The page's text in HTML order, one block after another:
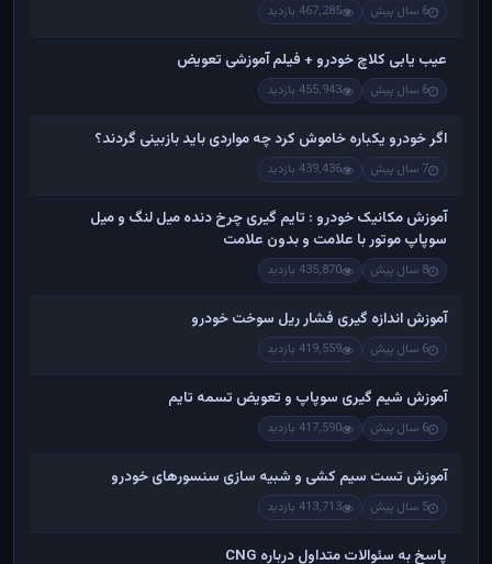
6 سال پیش 467,285 بازدید
عیب یابی کلاچ خودرو + فیلم آموزشی تعویض
6 سال پیش 455,943 بازدید
اگر خودرو یکباره خاموش کرد چه مواردی باید بازبینی گردند؟
7 سال پیش 439,436 بازدید
آموزش مکانیک خودرو : تایم گیری چرخ دنده میل لنگ و میل
سوپاپ موتور با علامت و بدون علامت
8 سال پیش 435,870 بازدید
آموزش اندازه گیری فشار ریل سوخت خودرو
6 سال پیش 419,559 بازدید
آموزش شیم گیری سوپاپ و تعویض تسمه تایم
6 سال پیش 417,590 بازدید
آموزش تست سیم کشی و شبیه سازی سنسورهای خودرو
5 سال پیش 413,713 بازدید
پاسخ به سئوالات متداول درباره CNG